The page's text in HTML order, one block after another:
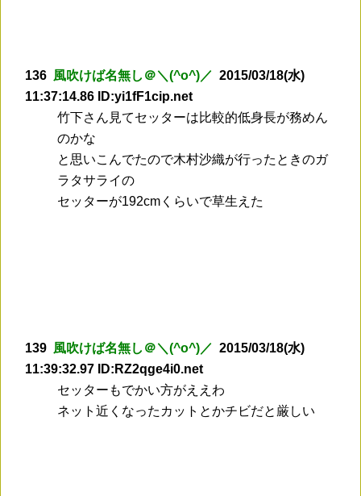
136 風吹けば名無し＠＼(^o^)／ 2015/03/18(水)
11:37:14.86 ID:yi1fF1cip.net
竹下さん見てセッターは比較的低身長が務めん
のかな
と思いこんでたので木村沙織が行ったときのガ
ラタサライの
セッターが192cmくらいで草生えた
139 風吹けば名無し＠＼(^o^)／ 2015/03/18(水)
11:39:32.97 ID:RZ2qge4i0.net
セッターもでかい方がええわ
ネット近くなったカットとかチビだと厳しい